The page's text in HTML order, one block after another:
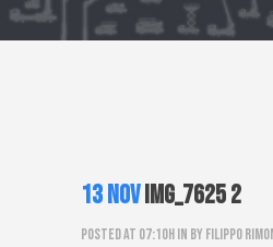
13 NovIMG_7625 2
Posted at 07:10hin by Filippo